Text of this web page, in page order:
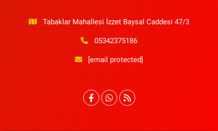
Tabaklar Mahallesi İzzet Baysal Caddesi 47/3
05342375186
[email protected]